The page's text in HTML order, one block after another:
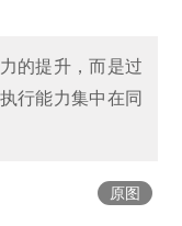
的提升，而是过
行能力集中在同
原图